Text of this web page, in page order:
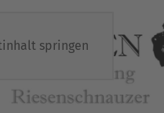
springen